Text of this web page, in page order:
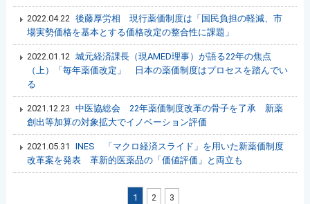
2022.04.22 後藤厚労相 現行薬価制度は「国民負担の軽減、市
場実勢価格を基本とする価格改定の整合性に課題」
2022.01.12 城元経済課長（現AMED理事）が語る22年の焦点
（上）「毎年薬価改定」 日本の薬価制度はプロセスを踏んでい
る
2021.12.23 中医協総会 22年薬価制度改革の骨子を了承 新薬
創出等加算の対象拡大でイノベーション評価
2021.05.31
INES 「マクロ経済スライド」を用いた新薬価制度
改革案を発表 革新的医薬品の「価値評価」と両立も
1 2 3